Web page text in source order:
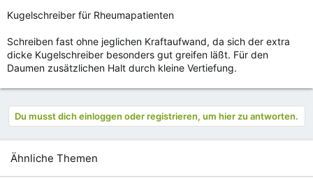
Kugelschreiber für Rheumapatienten
Schreiben fast ohne jeglichen Kraftaufwand, da sich der extra
dicke Kugelschreiber besonders gut greifen läßt. Für den
Daumen zusätzlichen Halt durch kleine Vertiefung.
Du musst dich einloggen oder registrieren, um hier zu antworten.
Ähnliche Themen